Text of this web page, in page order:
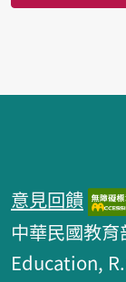
意見回饋
中華民國教
Education,